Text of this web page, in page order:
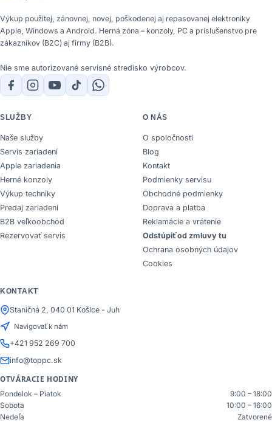
Výkup použitej, zánovnej, novej, poškodenej aj repasovanej elektroniky
Apple, Windows a Android. Herná zóna – konzoly, PC a príslušenstvo pre
zákazníkov (B2C) aj firmy (B2B).
Nie sme autorizované servisné stredisko výrobcov.
SLUŽBY
Naše služby
Servis zariadení
Apple zariadenia
Herné konzoly
Výkup techniky
Predaj zariadení
B2B veľkoobchod
Rezervovať servis
O NÁS
O spoločnosti
Blog
Kontakt
Podmienky servisu
Obchodné podmienky
Doprava a platba
Reklamácie a vrátenie
Odstúpiť od zmluvy tu
Ochrana osobných údajov
Cookies
KONTAKT
Staničná 2, 040 01 Košice - Juh
Navigovať k nám
+421 952 269 700
info@toppc.sk
OTVÁRACIE HODINY
Pondelok – Piatok
9:00 – 18:00
Sobota
10:00 – 16:00
Nedeľa
Zatvorené